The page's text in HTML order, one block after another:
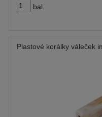
bal.
Plastové korálky váleček